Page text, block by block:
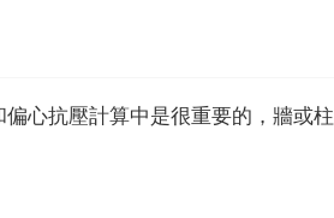
心抗壓計算中是很重要的，牆或